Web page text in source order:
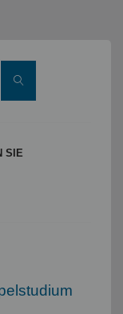
Suchen
SIE